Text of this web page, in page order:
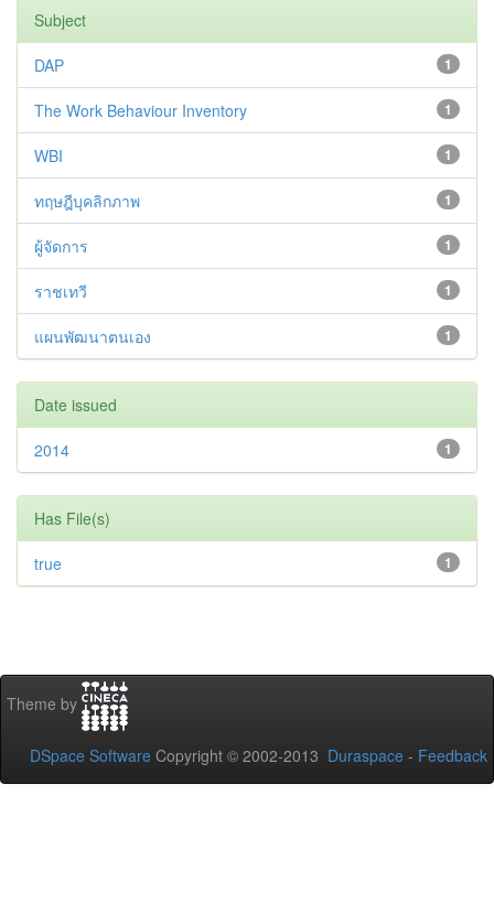
Subject
1
DAP
1
The Work Behaviour Inventory
1
WBI
1
ทฤษฎีบุคลิกภาพ
1
ผู้จัดการ
1
ราชเทวี
1
แผนพัฒนาตนเอง
Date issued
1
2014
Has File(s)
1
true
Theme by
DSpace Software Copyright © 2002-2013 Duraspace - Feedback